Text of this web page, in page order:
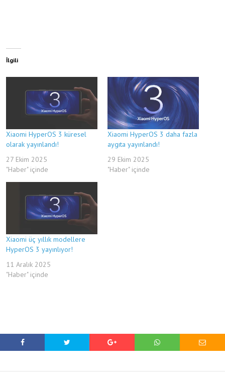
İlgili
Xiaomi HyperOS 3 küresel
olarak yayınlandı!
27 Ekim 2025
"Haber" içinde
Xiaomi HyperOS 3 daha fazla
aygıta yayınlandı!
29 Ekim 2025
"Haber" içinde
Xiaomi üç yıllık modellere
HyperOS 3 yayınlıyor!
11 Aralık 2025
"Haber" içinde